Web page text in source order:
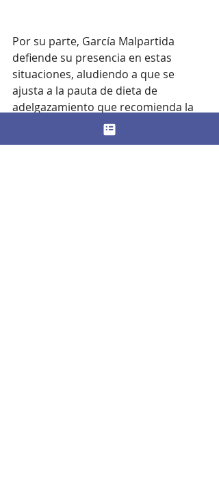
Por su parte, García Malpartida
defiende su presencia en estas
situaciones, aludiendo a que se
ajusta a la pauta de dieta de
adelgazamiento que recomienda la
Sociedad Española para el Estudio
de la Obesidad (Seedo),